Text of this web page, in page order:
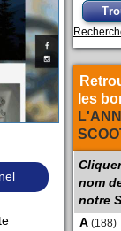
les
nom
notre
A (188)